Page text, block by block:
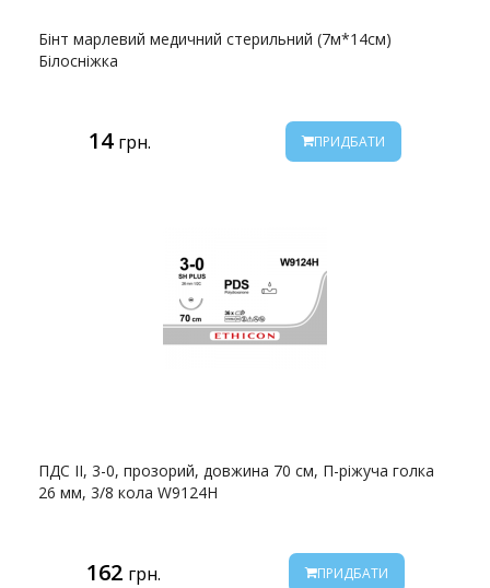
Бінт марлевий медичний стерильний (7м*14см)
Білосніжка
14 грн. ПРИДБАТИ
ПДС II, 3-0, прозорий, довжина 70 см, П-ріжуча голка
26 мм, 3/8 кола W9124H
162 грн. ПРИДБАТИ